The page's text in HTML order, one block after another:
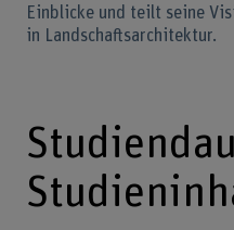
Einblicke und teilt seine
in Landschaftsarchitektur.